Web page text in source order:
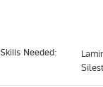
Skills Needed: